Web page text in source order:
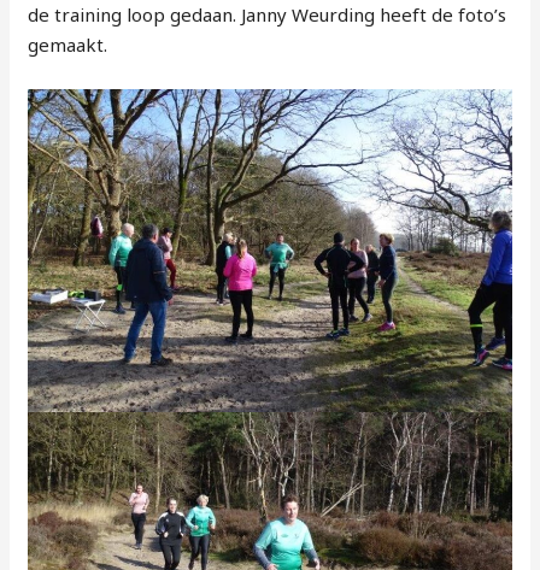
de training loop gedaan. Janny Weurding heeft de foto’s
gemaakt.